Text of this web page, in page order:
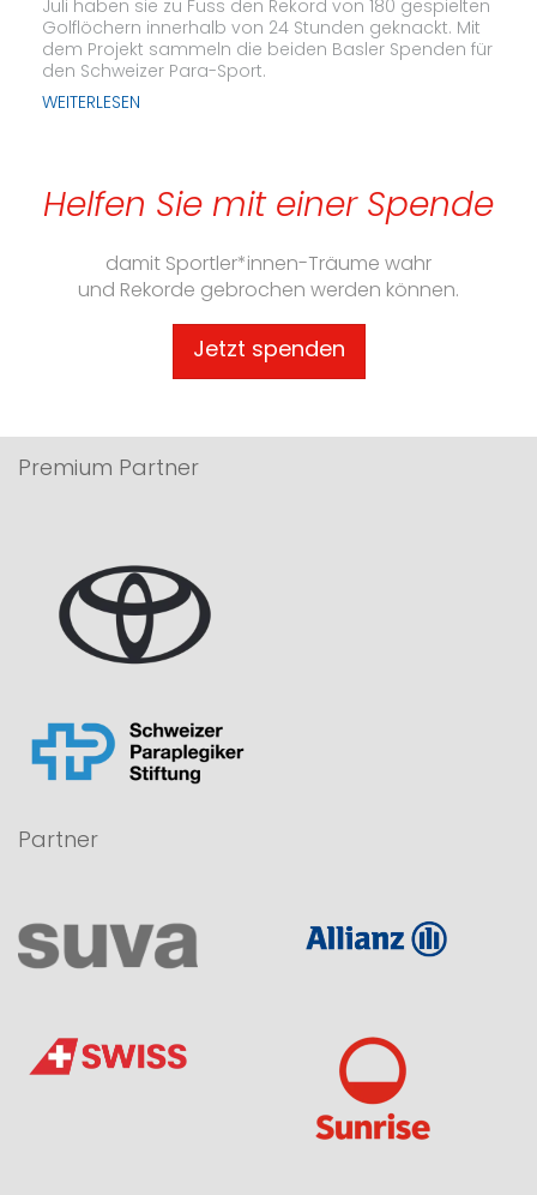
Juli haben sie zu Fuss den Rekord von 180 gespielten
Golflöchern innerhalb von 24 Stunden geknackt. Mit
dem Projekt sammeln die beiden Basler Spenden für
den Schweizer Para-Sport.
WEITERLESEN
Helfen Sie mit einer Spende
damit Sportler*innen-Träume wahr
und Rekorde gebrochen werden können.
Jetzt spenden
Premium Partner
Partner